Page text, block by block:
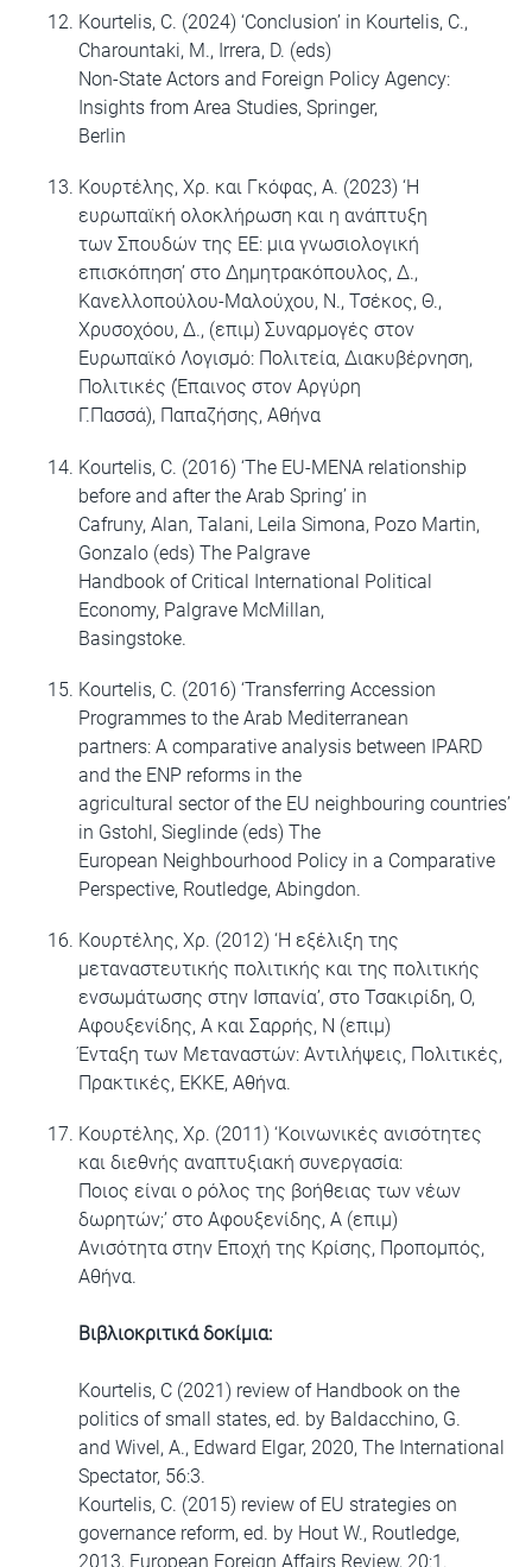
Kourtelis, C. (2024) ‘Conclusion’ in Kourtelis, C.,
Charountaki, M., Irrera, D. (eds)
Non-State Actors and Foreign Policy Agency:
Insights from Area Studies, Springer,
Berlin
Κουρτέλης, Χρ. και Γκόφας, Α. (2023) ‘Η
ευρωπαϊκή ολοκλήρωση και η ανάπτυξη
των Σπουδών της ΕΕ: μια γνωσιολογική
επισκόπηση’ στο Δημητρακόπουλος, Δ.,
Κανελλοπούλου-Μαλούχου, Ν., Τσέκος, Θ.,
Χρυσοχόου, Δ., (επιμ) Συναρμογές στον
Ευρωπαϊκό Λογισμό: Πολιτεία, Διακυβέρνηση,
Πολιτικές (Έπαινος στον Αργύρη
Γ.Πασσά), Παπαζήσης, Αθήνα
Kourtelis, C. (2016) ‘The EU-MENA relationship
before and after the Arab Spring’ in
Cafruny, Alan, Talani, Leila Simona, Pozo Martin,
Gonzalo (eds) The Palgrave
Handbook of Critical International Political
Economy, Palgrave McMillan,
Basingstoke.
Kourtelis, C. (2016) ‘Transferring Accession
Programmes to the Arab Mediterranean
partners: A comparative analysis between IPARD
and the ENP reforms in the
agricultural sector of the EU neighbouring countries’
in Gstohl, Sieglinde (eds) The
European Neighbourhood Policy in a Comparative
Perspective, Routledge, Abingdon.
Κουρτέλης, Χρ. (2012) ‘Η εξέλιξη της
μεταναστευτικής πολιτικής και της πολιτικής
ενσωμάτωσης στην Ισπανία’, στο Τσακιρίδη, Ο,
Αφουξενίδης, Α και Σαρρής, Ν (επιμ)
Ένταξη των Μεταναστών: Αντιλήψεις, Πολιτικές,
Πρακτικές, EKKE, Αθήνα.
Κουρτέλης, Χρ. (2011) ‘Κοινωνικές ανισότητες
και διεθνής αναπτυξιακή συνεργασία:
Ποιος είναι ο ρόλος της βοήθειας των νέων
δωρητών;’ στο Αφουξενίδης, A (επιμ)
Ανισότητα στην Εποχή της Κρίσης, Προπομπός,
Αθήνα.
Βιβλιοκριτικά δοκίμια:
Kourtelis, C (2021) review of Handbook on the
politics of small states, ed. by Baldacchino, G.
and Wivel, A., Edward Elgar, 2020, The International
Spectator, 56:3.
Kourtelis, C. (2015) review of EU strategies on
governance reform, ed. by Hout W., Routledge,
2013, European Foreign Affairs Review, 20:1.